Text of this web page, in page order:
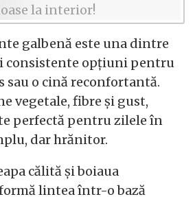
galbenă este una dintre
consistente opțiuni pentru
sau o cină reconfortantă.
vegetale, fibre și gust,
perfectă pentru zilele în
dar hrănitor.
călită și boiaua
lintea într-o bază